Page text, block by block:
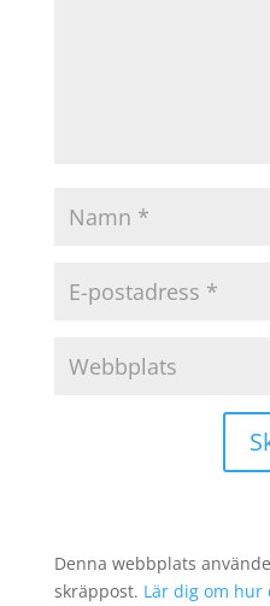
Denna webbplats
skräppost. Lär dig om hur